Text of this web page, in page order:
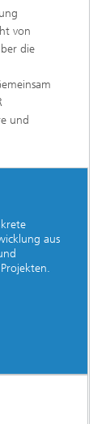
von
die
und
aus